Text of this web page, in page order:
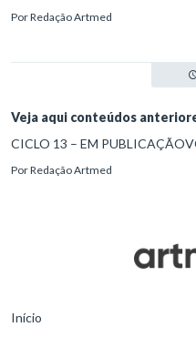
especialistas recomendam,
PorRedação Artmed
Veja aqui conteúdos
CICLO 13 – EM
PorRedação Artmed
Início